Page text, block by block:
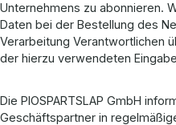
Unternehmens zu abonnieren.
Daten bei der Bestellung des
Verarbeitung Verantwortlichen
der hierzu verwendeten
Die PIOSPARTSLAP GmbH
Geschäftspartner in